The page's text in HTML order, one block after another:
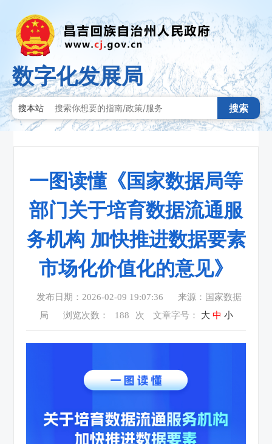
数字化发展局
搜本站 搜索
一图读懂《国家数据局等
部门关于培育数据流通服
务机构 加快推进数据要素
市场化价值化的意见》
发布日期：2026-02-09 19:07:36
来源：国家数据
局
浏览次数： 188 次 文章字号： 大 中 小